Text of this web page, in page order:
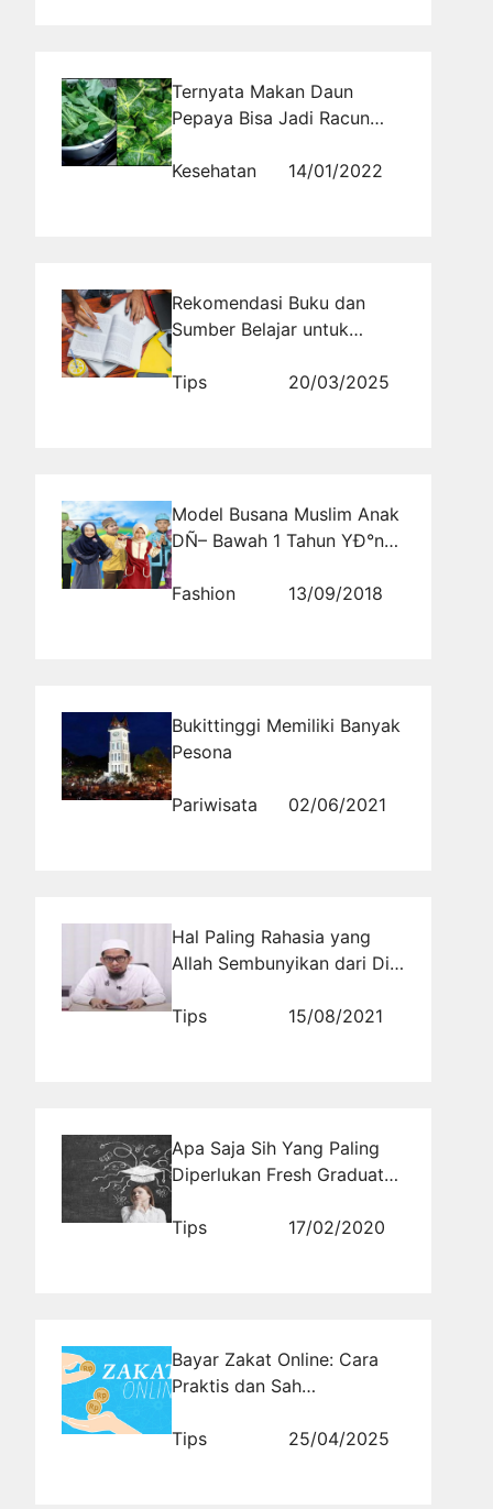
Ternyata Makan Daun
Pepaya Bisa Jadi Racun
Kondisi Ini, Anda Termasuk?
Kesehatan 14/01/2022
Rekomendasi Buku dan
Sumber Belajar untuk
SNBT 2026
Tips 20/03/2025
Model Busana Muslim Anak
DÑ– Bawah 1 Tahun YÐ°ng
Fashion
13/09/2018
Bukittinggi Memiliki Banyak
Pesona
Pariwisata 02/06/2021
Hal Paling Rahasia yang
Allah Sembunyikan dari Diri
Tips
15/08/2021
Apa Saja Sih Yang Paling
Diperlukan Fresh Graduate
Tips
17/02/2020
Bayar Zakat Online: Cara
Praktis dan Sah
Tips
25/04/2025